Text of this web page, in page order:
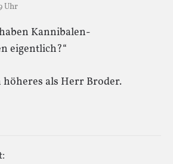
Uhr
Kannibalen-
eigentlich?“
als Herr Broder.